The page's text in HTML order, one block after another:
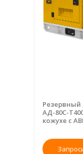
АД-80С-
кожухе с